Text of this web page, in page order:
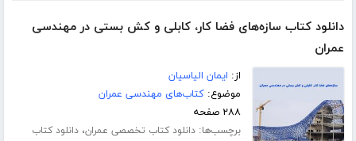
دانلود کتاب سازه‌های فضا کار، کابلی و کش بستی در مهندسی
عمران
از: ایمان الیاسیان
موضوع:کتاب‌های مهندسی عمران
۲۸۸ صفحه
برچسب‌ها:دانلود کتاب تخصصی عمران،دانلود کتاب